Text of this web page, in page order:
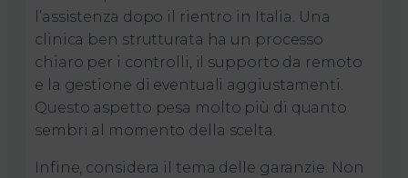
l’assistenza dopo il rientro in Italia. Una
clinica ben strutturata ha un processo
chiaro per i controlli, il supporto da remoto
e la gestione di eventuali aggiustamenti.
Questo aspetto pesa molto più di quanto
sembri al momento della scelta.
Infine, considera il tema delle garanzie. Non